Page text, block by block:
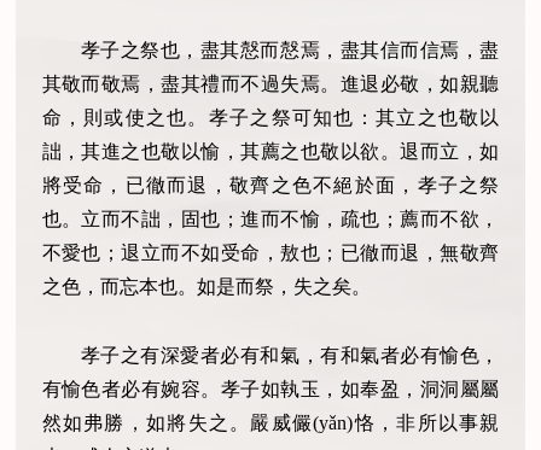
孝子之祭也，盡其慤而慤焉，盡其信而信焉，盡
其敬而敬焉，盡其禮而不過失焉。進退必敬，如親聽
命，則或使之也。孝子之祭可知也：其立之也敬以
詘，其進之也敬以愉，其薦之也敬以欲。退而立，如
將受命，已徹而退，敬齊之色不絕於面，孝子之祭
也。立而不詘，固也；進而不愉，疏也；薦而不欲，
不愛也；退立而不如受命，敖也；已徹而退，無敬齊
之色，而忘本也。如是而祭，失之矣。
孝子之有深愛者必有和氣，有和氣者必有愉色，
有愉色者必有婉容。孝子如執玉，如奉盈，洞洞屬屬
然如弗勝，如將失之。嚴威儼(yǎn)恪，非所以事親